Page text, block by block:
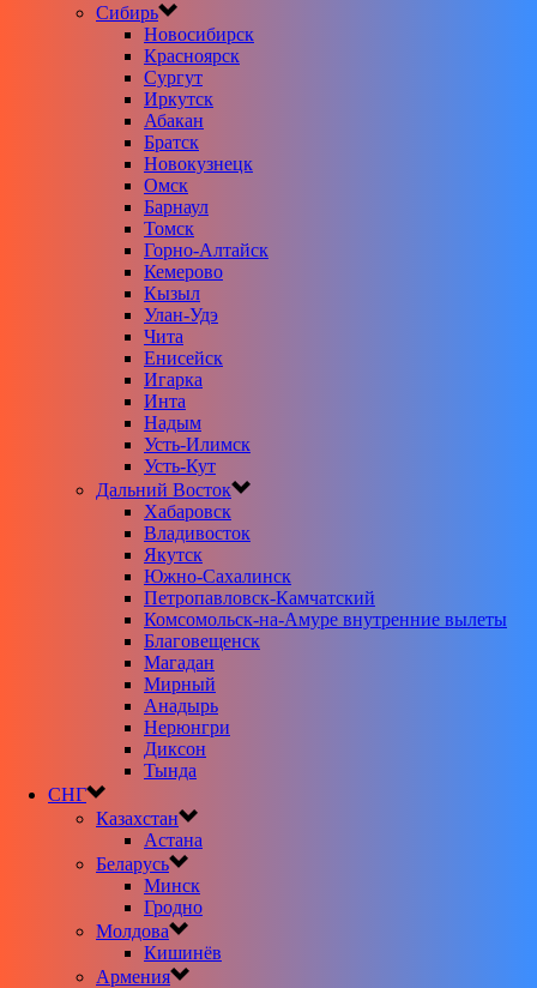
Сибирь
Новосибирск
Красноярск
Сургут
Иркутск
Абакан
Братск
Новокузнецк
Омск
Барнаул
Томск
Горно-Алтайск
Кемерово
Кызыл
Улан-Удэ
Чита
Енисейск
Игарка
Инта
Надым
Усть-Илимск
Усть-Кут
Дальний Восток
Хабаровск
Владивосток
Якутск
Южно-Сахалинск
Петропавловск-Камчатский
Комсомольск-на-Амуре внутренние вылеты
Благовещенск
Магадан
Мирный
Анадырь
Нерюнгри
Диксон
Тында
СНГ
Казахстан
Астана
Беларусь
Минск
Гродно
Молдова
Кишинёв
Армения